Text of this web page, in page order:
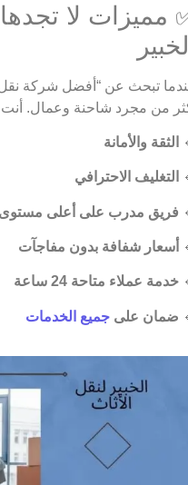
مميزات لا
تبحث عن “أفضل شركة نقل
من مجرد شاحنة وعمال.
الثقة والأمانة
التغليف الاحترافي
فريق مدرب على أعلى مستوى
أسعار شفافة بدون مفاجآت
خدمة عملاء متاحة 24 ساعة
ضمان على جميع الخدمات